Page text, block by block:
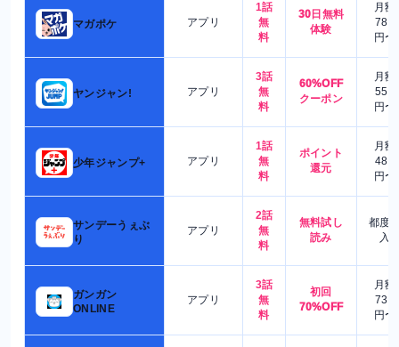
マガポケ アプリ
1話
無
料
30日無料
体験
月額
780
円〜
ヤンジャン! アプリ
3話
無
料
60%OFF
クーポン
月額
550
円〜
少年ジャンプ+ アプリ
1話
無
料
ポイント
還元
月額
480
円〜
サンデーうぇぶ
り
アプリ
2話
無
料
無料試し
読み
都度
入
ガンガン
ONLINE
アプリ
3話
無
料
初回
70%OFF
月額
730
円〜